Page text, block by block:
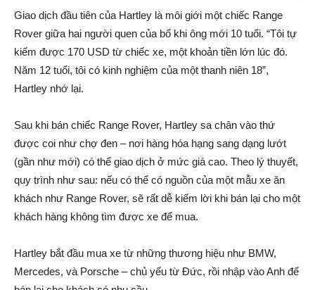
Giao dịch đầu tiên của Hartley là môi giới một chiếc Range
Rover giữa hai người quen của bố khi ông mới 10 tuổi. “Tôi tự
kiếm được 170 USD từ chiếc xe, một khoản tiền lớn lúc đó.
Năm 12 tuổi, tôi có kinh nghiệm của một thanh niên 18”,
Hartley nhớ lại.
Sau khi bán chiếc Range Rover, Hartley sa chân vào thứ
được coi như chợ đen – nơi hàng hóa hạng sang dạng lướt
(gần như mới) có thể giao dịch ở mức giá cao. Theo lý thuyết,
quy trình như sau: nếu có thể có nguồn của một mẫu xe ăn
khách như Range Rover, sẽ rất dễ kiếm lời khi bán lại cho một
khách hàng không tìm được xe để mua.
Hartley bắt đầu mua xe từ những thương hiệu như BMW,
Mercedes, và Porsche – chủ yếu từ Đức, rồi nhập vào Anh để